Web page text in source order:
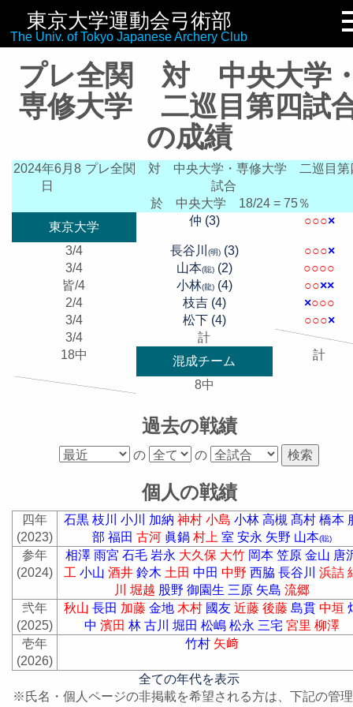
東京大学運動会弓術部
The Univ. of Tokyo Japanese Archery Club
リンク集
プレ全関 対 中央大学
専修大学 二巡目第四試
の成績
2024年6月8
日
プレ全関 対 中央大学・専修大学 二巡目第
試合
於 中央大学
18/24 = 75％
東京大学
仲 (3) ○○○×
3/4 長谷川 (明)(3) ○○○×
3/4
山本(聡)(2) ○○○○
皆/4
小林(龍)(4) ○○××
2/4
枝吉 (4) ×○○○
3/4
松下 (4) ○○○×
3/4
計
18中
混成チーム 計
8中
過去の戦績
の の
個人の戦績
四年
(2023)
石黒 枝川 小川 加納 神村 小島 小林 高槻 髙村 橋本
部 福田 古河 眞鍋 村上 室 安永 矢野 山本(聡)
参年
(2024)
相澤 雨宮 石毛 岩永 大久保 大竹 岡本 笠原 金山 唐
工 小山 酒井 鈴木 土田 中田 中野 西脇 長谷川 浜詰
川 堀越 股野 御園生 三原 矢島 流郷
弐年
(2025)
秋山 長田 加藤 金地 木村 國友 近藤 後藤 島貫 中垣
中 濱田 林 古川 堀田 松嶋 松永 三宅 宮里 柳澤
壱年
(2026)
竹村 矢﨑
全ての年代を表示
※氏名・個人ページの非掲載を希望される方は、下記の管